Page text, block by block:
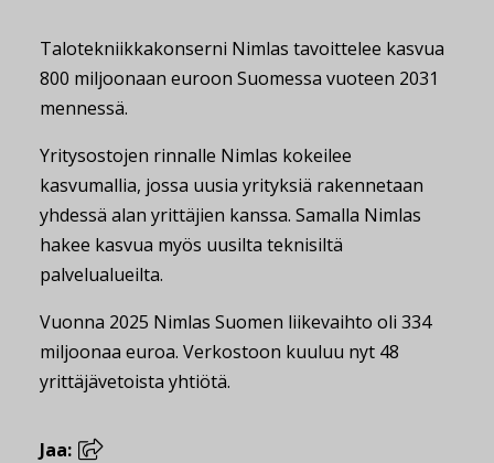
Talotekniikkakonserni Nimlas tavoittelee kasvua
800 miljoonaan euroon Suomessa vuoteen 2031
mennessä.
Yritysostojen rinnalle Nimlas kokeilee
kasvumallia, jossa uusia yrityksiä rakennetaan
yhdessä alan yrittäjien kanssa. Samalla Nimlas
hakee kasvua myös uusilta teknisiltä
palvelualueilta.
Vuonna 2025 Nimlas Suomen liikevaihto oli 334
miljoonaa euroa. Verkostoon kuuluu nyt 48
yrittäjävetoista yhtiötä.
Jaa: